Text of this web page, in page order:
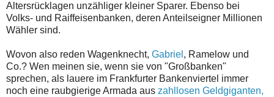
Altersrücklagen unzähliger kleiner Sparer. Ebenso bei
Volks- und Raiffeisenbanken, deren Anteilseigner Millionen
Wähler sind.
Wovon also reden Wagenknecht, Gabriel , Ramelow und
Co.? Wen meinen sie, wenn sie von "Großbanken"
sprechen, als lauere im Frankfurter Bankenviertel immer
noch eine raubgierige Armada aus zahllosen Geldgiganten,